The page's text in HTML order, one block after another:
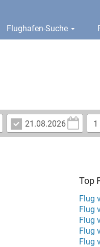
Flughafen-Suche
Top
Flug
Flug
Flug
Flug
Flug